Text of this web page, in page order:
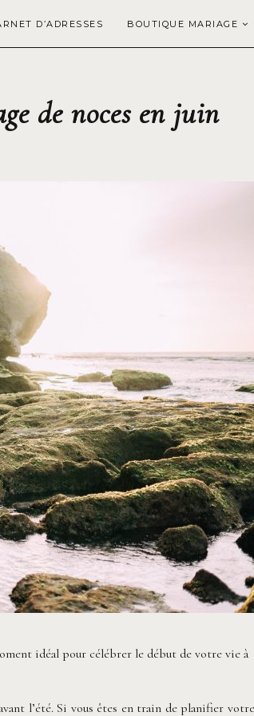
D’ADRESSES BOUTIQUE MARIAGE
de noces en juin
idéal pour célébrer le début de votre vie à
l’été. Si vous êtes en train de planifier votre